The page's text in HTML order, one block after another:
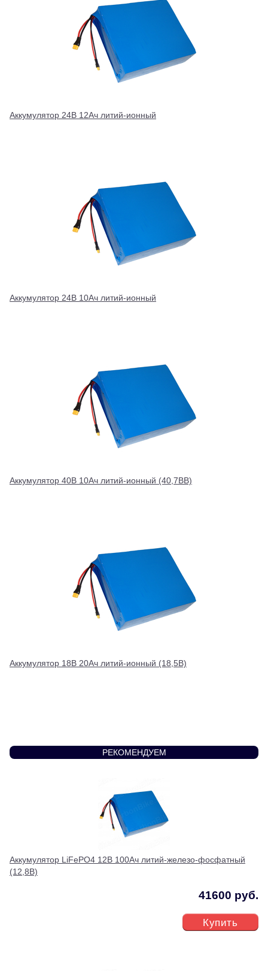
Аккумулятор 24В 12Ач литий-ионный
Аккумулятор 24В 10Ач литий-ионный
Аккумулятор 40В 10Ач литий-ионный (40,7ВВ)
Аккумулятор 18В 20Ач литий-ионный (18,5В)
РЕКОМЕНДУЕМ
Аккумулятор LiFePO4 12В 100Ач литий-железо-фосфатный
(12,8В)
41600 руб.
Купить